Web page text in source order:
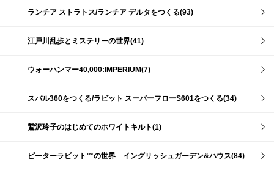
ランチア ストラトス/ランチア デルタをつくる(93)
江戸川乱歩とミステリーの世界(41)
ウォーハンマー40,000:IMPERIUM(7)
スバル360をつくる/ラビット スーパーフローS601をつくる(34)
鷲沢玲子のはじめてのホワイトキルト(1)
ピーターラビット™の世界 イングリッシュガーデン&ハウス(84)